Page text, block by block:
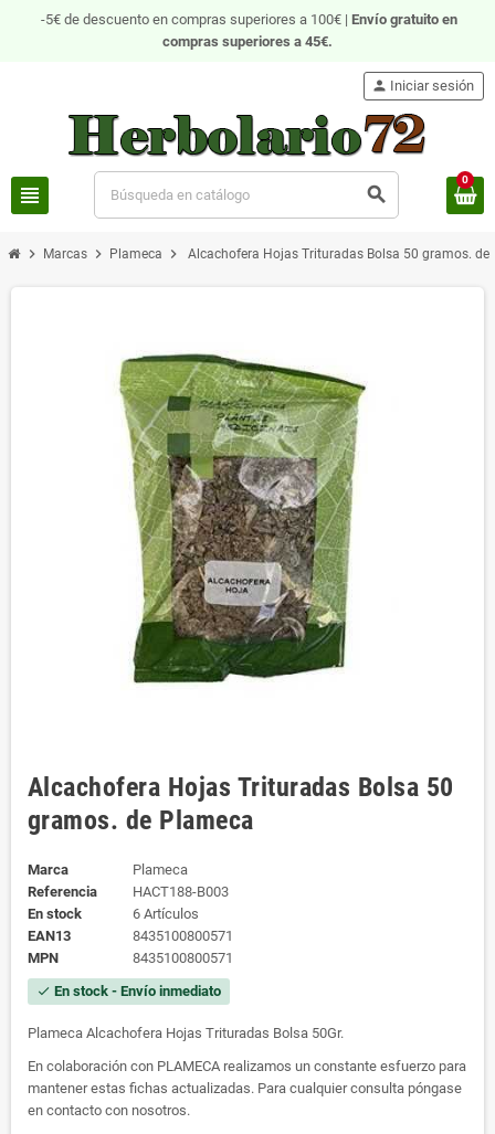
-5€ de descuento en compras superiores a 100€ | Envío gratuito en
compras superiores a 45€.
view_headline search
person Iniciar sesión
0
chevron_right Marcas chevron_right Plameca chevron_right Alcachofera Hojas Trituradas Bolsa 50 gramos. de
Alcachofera Hojas Trituradas Bolsa 50
gramos. de Plameca
Marca
Plameca
Referencia
HACT188-B003
En stock
6 Artículos
EAN13
8435100800571
MPN
8435100800571
check En stock - Envío inmediato
Plameca Alcachofera Hojas Trituradas Bolsa 50Gr.
En colaboración con PLAMECA realizamos un constante esfuerzo para
mantener estas fichas actualizadas. Para cualquier consulta póngase
en contacto con nosotros.